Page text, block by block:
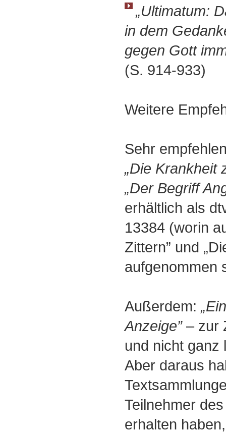
„Ultimatum:
in dem
gegen Gott
(S. 914-933)
Weitere
Sehr
„Die Krankheit
„Der Begriff
erhältlich als
13384 (worin
Zittern” und
aufgenommen
Außerdem:
Anzeige”‒ zur
und nicht ganz
Aber daraus
Teilnehmer
erhalten